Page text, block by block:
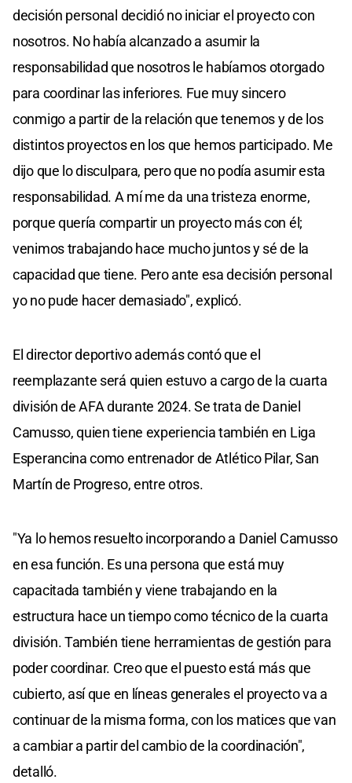
decisión personal decidió no iniciar el proyecto con
nosotros. No había alcanzado a asumir la
responsabilidad que nosotros le habíamos otorgado
para coordinar las inferiores. Fue muy sincero
conmigo a partir de la relación que tenemos y de los
distintos proyectos en los que hemos participado. Me
dijo que lo disculpara, pero que no podía asumir esta
responsabilidad. A mí me da una tristeza enorme,
porque quería compartir un proyecto más con él;
venimos trabajando hace mucho juntos y sé de la
capacidad que tiene. Pero ante esa decisión personal
yo no pude hacer demasiado", explicó.
El director deportivo además contó que el
reemplazante será quien estuvo a cargo de la cuarta
división de AFA durante 2024. Se trata de Daniel
Camusso, quien tiene experiencia también en Liga
Esperancina como entrenador de Atlético Pilar, San
Martín de Progreso, entre otros.
"Ya lo hemos resuelto incorporando a Daniel Camusso
en esa función. Es una persona que está muy
capacitada también y viene trabajando en la
estructura hace un tiempo como técnico de la cuarta
división. También tiene herramientas de gestión para
poder coordinar. Creo que el puesto está más que
cubierto, así que en líneas generales el proyecto va a
continuar de la misma forma, con los matices que van
a cambiar a partir del cambio de la coordinación",
detalló.